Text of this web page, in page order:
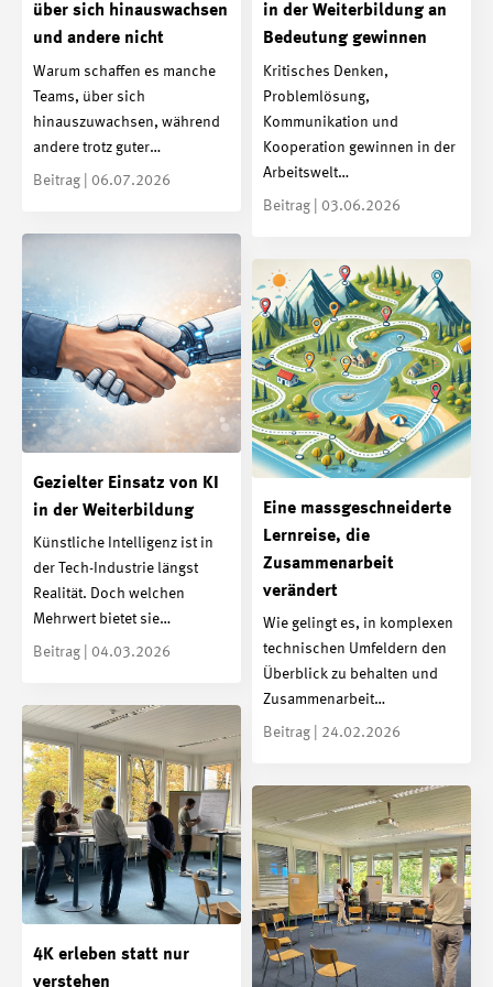
über sich hinauswachsen
und andere nicht
Warum schaffen es manche
Teams, über sich
hinauszuwachsen, während
andere trotz guter…
Beitrag | 06.07.2026
in der Weiterbildung an
Bedeutung gewinnen
Kritisches Denken,
Problemlösung,
Kommunikation und
Kooperation gewinnen in der
Arbeitswelt…
Beitrag | 03.06.2026
Gezielter Einsatz von KI
in der Weiterbildung
Künstliche Intelligenz ist in
der Tech-Industrie längst
Realität. Doch welchen
Mehrwert bietet sie…
Beitrag | 04.03.2026
Eine massgeschneiderte
Lernreise, die
Zusammenarbeit
verändert
Wie gelingt es, in komplexen
technischen Umfeldern den
Überblick zu behalten und
Zusammenarbeit…
Beitrag | 24.02.2026
4K erleben statt nur
verstehen